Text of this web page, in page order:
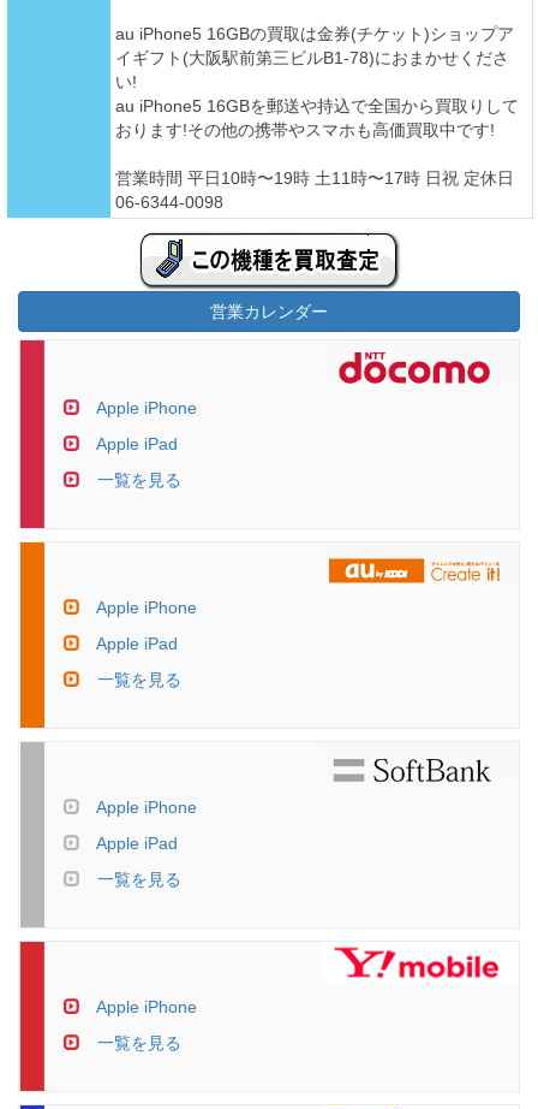
au iPhone5 16GBの買取は金券(チケット)ショップア
イギフト(大阪駅前第三ビルB1-78)におまかせくださ
い!
au iPhone5 16GBを郵送や持込で全国から買取りして
おります!その他の携帯やスマホも高価買取中です!
営業時間 平日10時〜19時 土11時〜17時 日祝 定休日
06-6344-0098
営業カレンダー
Apple iPhone
Apple iPad
一覧を見る
Apple iPhone
Apple iPad
一覧を見る
Apple iPhone
Apple iPad
一覧を見る
Apple iPhone
一覧を見る